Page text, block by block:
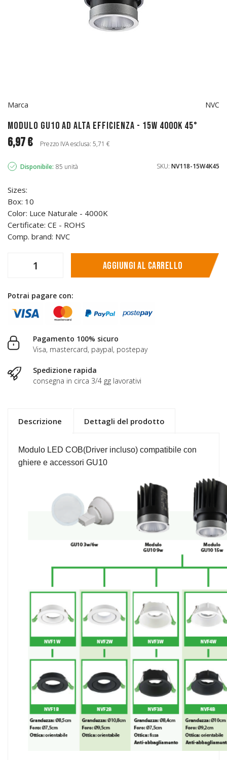
Marca NVC
Modulo GU10 ad alta efficienza - 15W 4000k 45°
6,97 € Prezzo IVA esclusa: 5,71 €
Disponibile: 85 unità SKU: NV118-15W4K45
Sizes:
Box: 10
Color: Luce Naturale - 4000K
Certificate: CE - ROHS
Comp. brand: NVC
Aggiungi al carrello
Potrai pagare con:
Pagamento 100% sicuro
Visa, mastercard, paypal, postepay
Spedizione rapida
consegna in circa 3/4 gg lavorativi
Descrizione Dettagli del prodotto
Modulo LED COB(Driver incluso) compatibile con
ghiere e accessori GU10